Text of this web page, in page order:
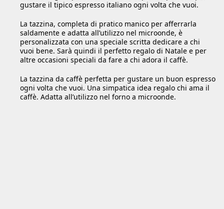
gustare il tipico espresso italiano ogni volta che vuoi.
La tazzina, completa di pratico manico per afferrarla
saldamente e adatta all’utilizzo nel microonde, è
personalizzata con una speciale scritta dedicare a chi
vuoi bene. Sarà quindi il perfetto regalo di Natale e per
altre occasioni speciali da fare a chi adora il caffè.
La tazzina da caffè perfetta per gustare un buon espresso
ogni volta che vuoi. Una simpatica idea regalo chi ama il
caffè. Adatta all’utilizzo nel forno a microonde.